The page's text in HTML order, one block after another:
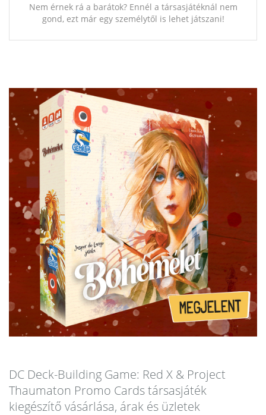
Nem érnek rá a barátok? Ennél a társasjátéknál nem
gond, ezt már egy személytől is lehet játszani!
DC Deck-Building Game: Red X & Project
Thaumaton Promo Cards társasjáték
kiegészítő vásárlása, árak és üzletek